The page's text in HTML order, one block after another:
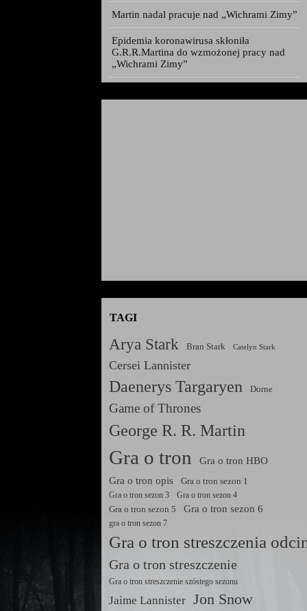
Martin nadal pracuje nad „Wichrami Zimy”
Epidemia koronawirusa skłoniła
G.R.R.Martina do wzmożonej pracy nad
„Wichrami Zimy”
TAGI
Arya Stark Bran Stark Catelyn Stark
Cersei Lannister
Daenerys Targaryen Dorne
Game of Thrones
George R. R. Martin
Gra o tron
Gra o tron HBO
Gra o tron opis
Gra o tron sezon 1
Gra o tron sezon 3 Gra o tron sezon 4
Gra o tron sezon 5 Gra o tron sezon 6
gra o tron sezon 7
Gra o tron streszczenia
Gra o tron streszczenie
Gra o tron streszczenie szóstego sezonu
Jaime Lannister Jon Snow